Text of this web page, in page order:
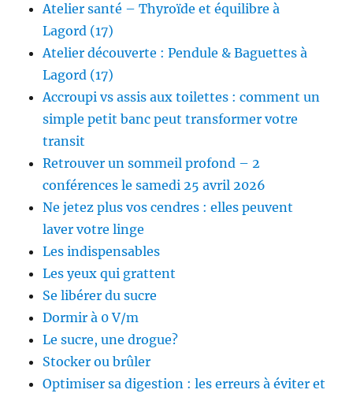
Atelier santé – Thyroïde et équilibre à
Lagord (17)
Atelier découverte : Pendule & Baguettes à
Lagord (17)
Accroupi vs assis aux toilettes : comment un
simple petit banc peut transformer votre
transit
Retrouver un sommeil profond – 2
conférences le samedi 25 avril 2026
Ne jetez plus vos cendres : elles peuvent
laver votre linge
Les indispensables
Les yeux qui grattent
Se libérer du sucre
Dormir à 0 V/m
Le sucre, une drogue?
Stocker ou brûler
Optimiser sa digestion : les erreurs à éviter et